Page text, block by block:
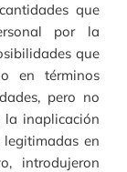
que
por la
que
en términos
pero no
la inaplicación
en
introdujeron